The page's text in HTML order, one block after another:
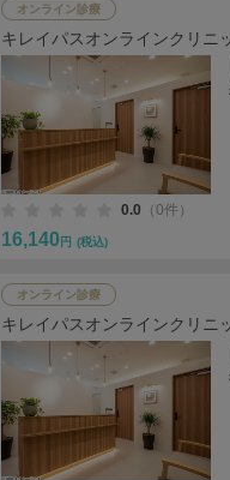
オンライン診療
キレイパスオンラインクリニ
0.0 （0件）
16,140 円 (税込)
オンライン診療
キレイパスオンラインクリニ